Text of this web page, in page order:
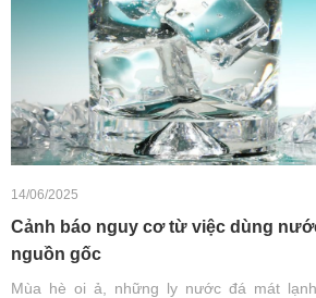
14/06/2025
Cảnh báo nguy cơ từ việc dùng
nguồn gốc
Mùa hè oi ả, những ly nước đá mát